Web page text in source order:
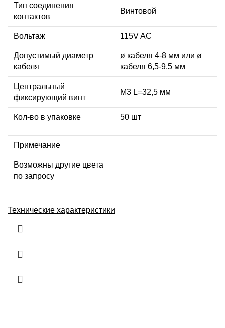
Тип соединения
контактов
Винтовой
Вольтаж 115V AC
Допустимый диаметр
кабеля
ø кабеля 4-8 мм или ø
кабеля 6,5-9,5 мм
Центральный
фиксирующий винт
М3 L=32,5 мм
Кол-во в упаковке 50 шт
Примечание
Возможны другие цвета
по запросу
Технические характеристики